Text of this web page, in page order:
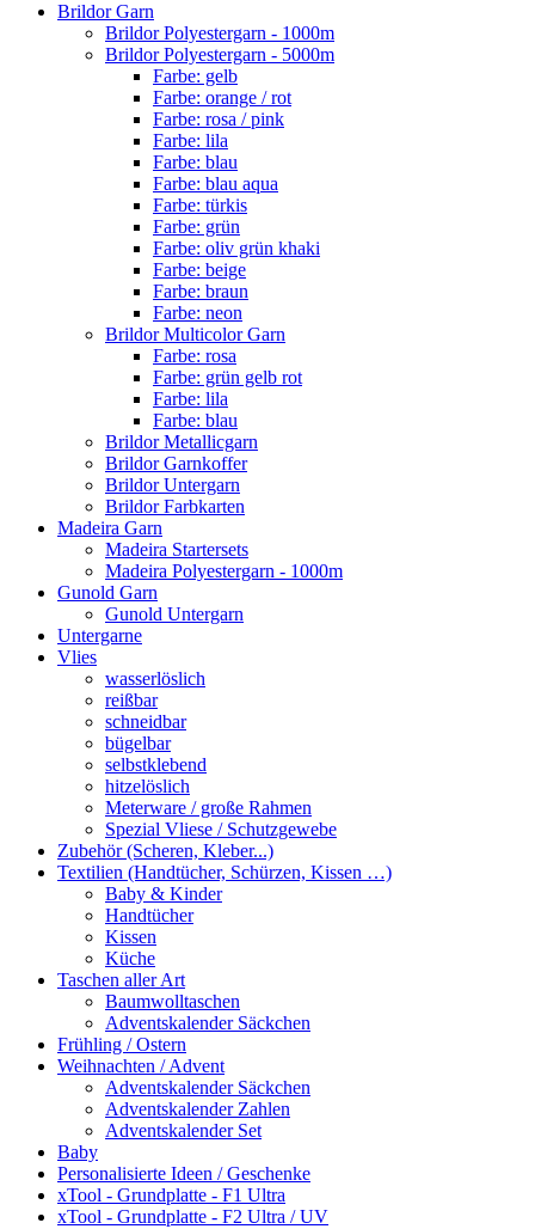
Brildor Garn
Brildor Polyestergarn - 1000m
Brildor Polyestergarn - 5000m
Farbe: gelb
Farbe: orange / rot
Farbe: rosa / pink
Farbe: lila
Farbe: blau
Farbe: blau aqua
Farbe: türkis
Farbe: grün
Farbe: oliv grün khaki
Farbe: beige
Farbe: braun
Farbe: neon
Brildor Multicolor Garn
Farbe: rosa
Farbe: grün gelb rot
Farbe: lila
Farbe: blau
Brildor Metallicgarn
Brildor Garnkoffer
Brildor Untergarn
Brildor Farbkarten
Madeira Garn
Madeira Startersets
Madeira Polyestergarn - 1000m
Gunold Garn
Gunold Untergarn
Untergarne
Vlies
wasserlöslich
reißbar
schneidbar
bügelbar
selbstklebend
hitzelöslich
Meterware / große Rahmen
Spezial Vliese / Schutzgewebe
Zubehör (Scheren, Kleber...)
Textilien (Handtücher, Schürzen, Kissen …)
Baby & Kinder
Handtücher
Kissen
Küche
Taschen aller Art
Baumwolltaschen
Adventskalender Säckchen
Frühling / Ostern
Weihnachten / Advent
Adventskalender Säckchen
Adventskalender Zahlen
Adventskalender Set
Baby
Personalisierte Ideen / Geschenke
xTool - Grundplatte - F1 Ultra
xTool - Grundplatte - F2 Ultra / UV